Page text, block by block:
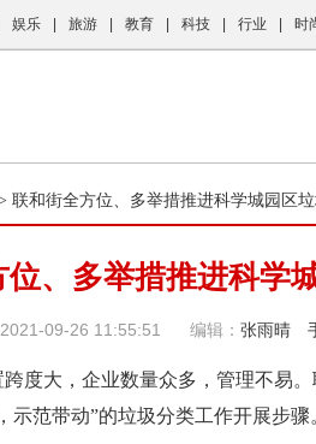
娱乐 旅游 教育 科技 行业 时
联和街全方位、多举措推进科学城园区
、多举措推进科学
09-26 11:55:51 编辑： 张雨晴
大，企业数量众多，管理不易。
示范带动”的垃圾分类工作开展步骤